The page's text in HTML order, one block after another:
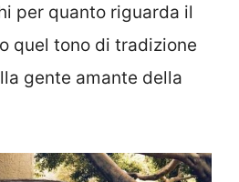
per quanto riguarda il
quel tono di tradizione
gente amante della